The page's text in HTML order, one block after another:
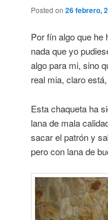
Posted on 26 febrero,
Por fín algo que he
nada que yo
algo para mi, sino
real mia, claro
Esta chaqueta ha
lana de mala
sacar el patrón y
pero con lana de